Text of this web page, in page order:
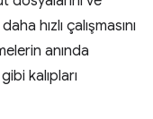
hızlı çalışmasını
anında
gibi kalıpları